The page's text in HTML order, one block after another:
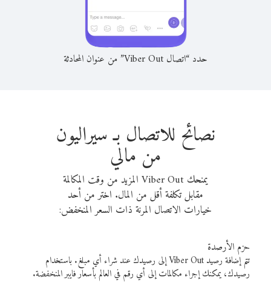
حدد “اتصال Viber Out” من عنوان المحادثة
نصائح للاتصال بـ سيراليون
من مالي
يمنحك Viber Out المزيد من وقت المكالمة
مقابل تكلفة أقل من المال. اختر من أحد
خيارات الاتصال المرنة ذات السعر المنخفض:
حزم الأرصدة
تتم إضافة رصيد Viber Out إلى رصيدك عند شراء أي مبلغ. باستخدام
رصيدك، يمكنك إجراء مكالمات إلى أي رقم في العالم بأسعار فايبر المنخفضة.